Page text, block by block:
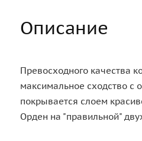
Описание
Превосходного качества
максимальное сходство с
покрывается слоем
Орден на "правильной"